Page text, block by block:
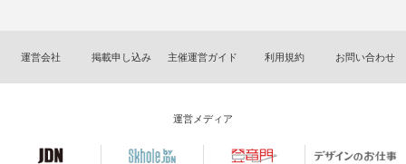
運営会社 掲載申し込み 主催運営ガイド 利用規約 お問い合わせ
運営メディア